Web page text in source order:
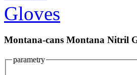
Montana-cans Montana Nitril
parametry